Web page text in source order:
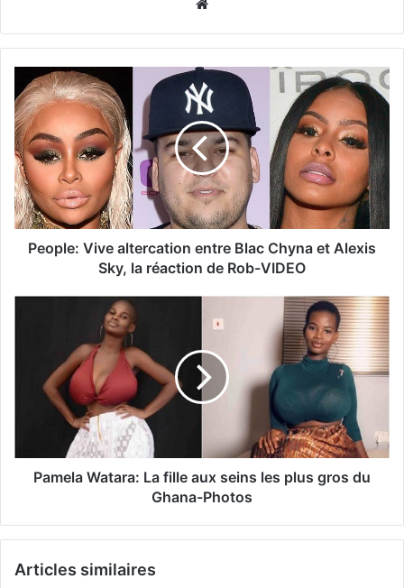
People: Vive altercation entre Blac Chyna et Alexis
Sky, la réaction de Rob-VIDEO
Pamela Watara: La fille aux seins les plus gros du
Ghana-Photos
Articles similaires